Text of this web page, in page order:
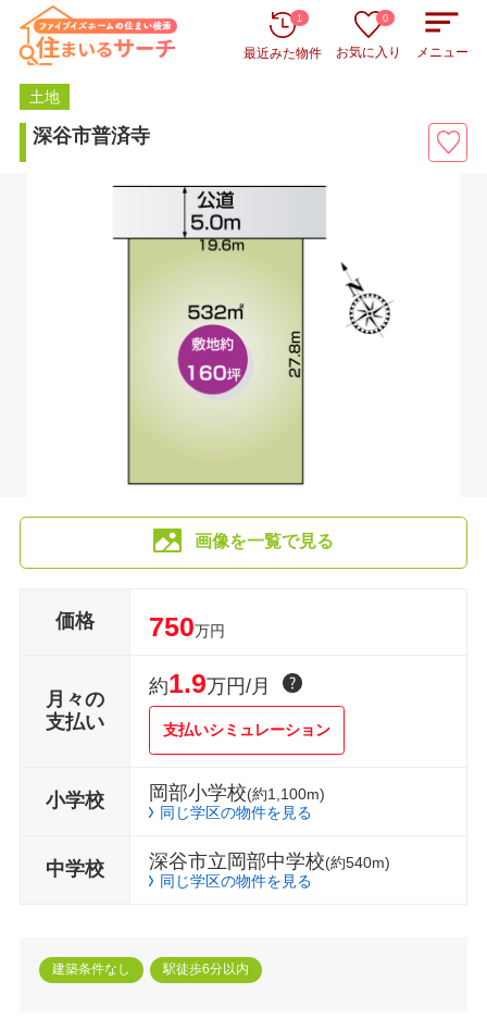
最近みた物件
1
お気に入り
0
メニュー
土地
深谷市普済寺
画像を一覧で見る
価格 750万円
月々の
支払い
約1.9万円/月
支払いシミュレーション
小学校 岡部小学校(約1,100m)
同じ学区の物件を見る
中学校 深谷市立岡部中学校(約540m)
同じ学区の物件を見る
建築条件なし 駅徒歩6分以内